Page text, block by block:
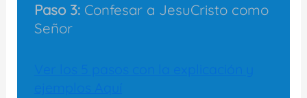
Paso 3: Confesar a JesuCristo como
Señor